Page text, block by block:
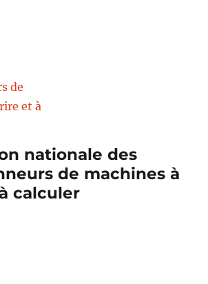
nationale des
de machines à
calculer